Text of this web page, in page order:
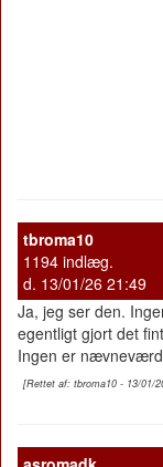
tbroma10
1194 indlæg.
d. 13/01/26 21:49
Ja, jeg ser den.
egentligt gjort det
Ingen er
[Rettet af: tbroma10 - 13/01/